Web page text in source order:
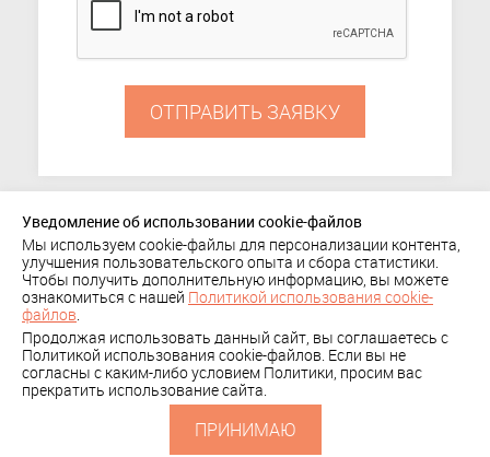
ОТПРАВИТЬ ЗАЯВКУ
+ 7 (495) 636-29-78
Политика
конфиденциальности
ПОРТФОЛИО
КОМПАНИЯ КЛИЕНТЫ
СКАЧАТЬ
ПРЕЗЕНТАЦИЮ
Уведомление об использовании cookie-файлов
Мы используем cookie-файлы для персонализации контента,
улучшения пользовательского опыта и сбора статистики.
Чтобы получить дополнительную информацию, вы можете
ознакомиться с нашей Политикой использования cookie-
файлов.
Продолжая использовать данный сайт, вы соглашаетесь с
Политикой использования cookie-файлов. Если вы не
согласны с каким-либо условием Политики, просим вас
прекратить использование сайта.
ПРИНИМАЮ